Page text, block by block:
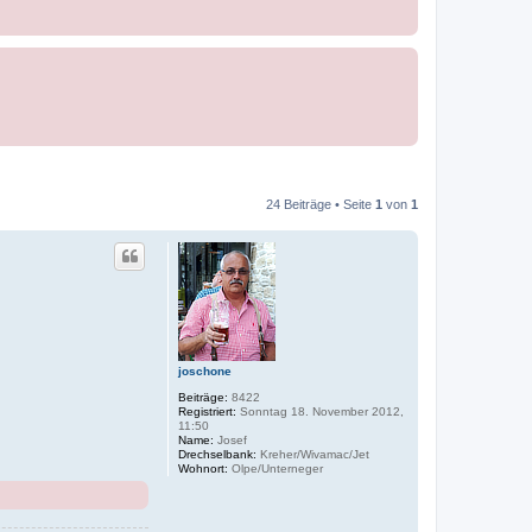
24 Beiträge • Seite 1 von 1
joschone
Beiträge: 8422
Registriert: Sonntag 18. November 2012,
11:50
Name: Josef
Drechselbank: Kreher/Wivamac/Jet
Wohnort: Olpe/Unterneger